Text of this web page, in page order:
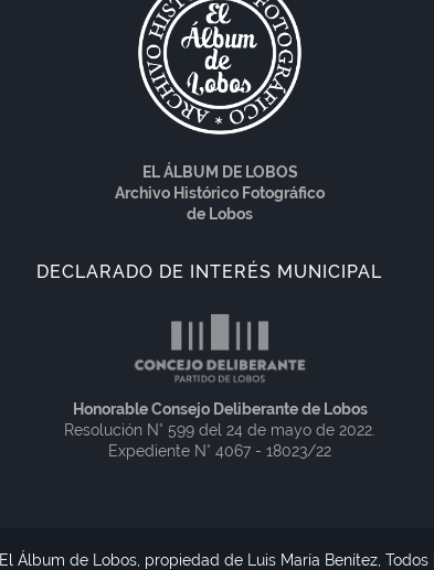
EL ÁLBUM DE LOBOS
Archivo Histórico Fotográfico
de Lobos
DECLARADO DE INTERÉS MUNICIPAL
Honorable Consejo Deliberante de Lobos
Resolución N° 599 del 24 de mayo de 2022.
Expediente N° 4067 - 18023/22
Álbum de Lobos, propiedad de Luis María Benítez,